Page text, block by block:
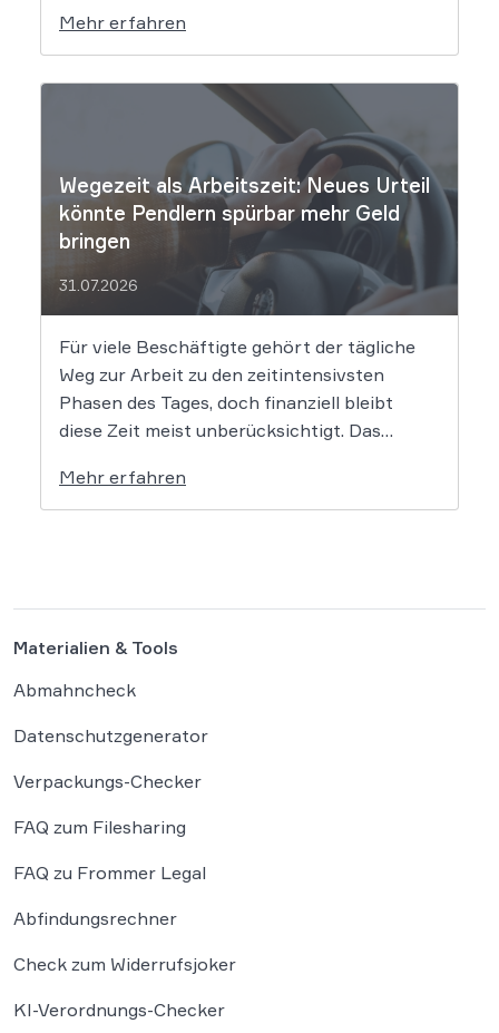
Sekundenschnelle beeindruckende
Ergebnisse liefern, wirft der Einsatz von
Algorithmen in der Kreativbranche
komplexe juristische Fragen auf. Das
Urheberrecht, das Markenrecht und das
Patentrecht […]
Mehr erfahren
Wegezeit als Arbeitszeit: Neues Urteil
könnte Pendlern spürbar mehr Geld
bringen
31.07.2026
Für viele Beschäftigte gehört der tägliche
Weg zur Arbeit zu den zeitintensivsten
Phasen des Tages, doch finanziell bleibt
diese Zeit meist unberücksichtigt. Das
in die Debatte bringen und vielen
Arbeitnehmern den Weg zu einer Vergütung
Mehr erfahren
Materialien & Tools
Abmahncheck
Datenschutzgenerator
Verpackungs-Checker
FAQ zum Filesharing
FAQ zu Frommer Legal
Abfindungsrechner
Check zum Widerrufsjoker
KI-Verordnungs-Checker